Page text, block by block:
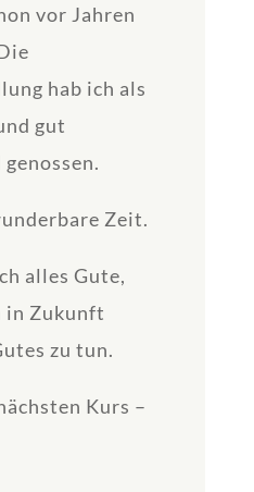
vor Jahren
hab ich als
gut
Zeit.
alles Gute,
in Zukunft
zu tun.
Kurs –